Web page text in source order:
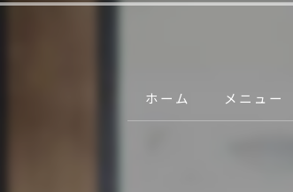
ホーム メニュー